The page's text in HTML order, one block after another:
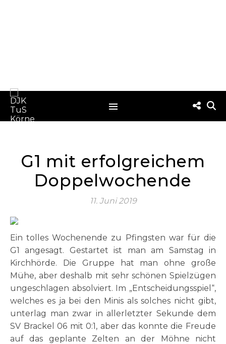
G1 mit erfolgreichem
Doppelwochende
11. Juni 2019
Ein tolles Wochenende zu Pfingsten war für die
G1 angesagt. Gestartet ist man am Samstag in
Kirchhörde. Die Gruppe hat man ohne große
Mühe, aber deshalb mit sehr schönen Spielzügen
ungeschlagen absolviert. Im „Entscheidungsspiel“,
welches es ja bei den Minis als solches nicht gibt,
unterlag man zwar in allerletzter Sekunde dem
SV Brackel 06 mit 0:1, aber das konnte die Freude
auf das geplante Zelten an der Möhne nicht